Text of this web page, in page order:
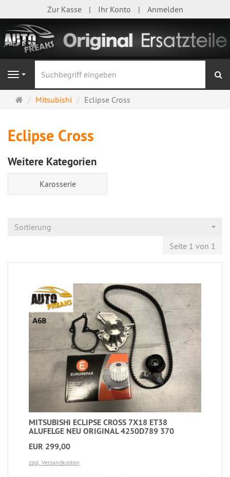
Zur Kasse Ihr Konto Anmelden
Navigation
Startseite
Mitsubishi Eclipse Cross
Eclipse Cross
Weitere Kategorien
Karosserie
Sortierung
Seite 1 von 1
MITSUBISHI ECLIPSE CROSS 7X18 ET38
ALUFELGE NEU ORIGINAL 4250D789 370
EUR 299,00
zzgl. Versandkosten